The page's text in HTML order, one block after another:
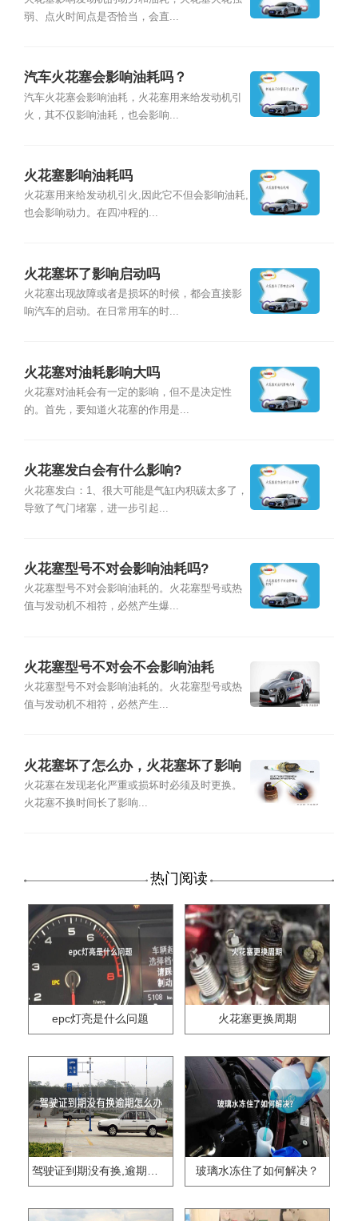
弱、点火时间点是否恰当，会直...
汽车火花塞会影响油耗吗？
汽车火花塞会影响油耗，火花塞用来给发动机引
火，其不仅影响油耗，也会影响...
火花塞影响油耗吗
火花塞用来给发动机引火,因此它不但会影响油耗,
也会影响动力。在四冲程的...
火花塞坏了影响启动吗
火花塞出现故障或者是损坏的时候，都会直接影
响汽车的启动。在日常用车的时...
火花塞对油耗影响大吗
火花塞对油耗会有一定的影响，但不是决定性
的。首先，要知道火花塞的作用是...
火花塞发白会有什么影响?
火花塞发白：1、很大可能是气缸内积碳太多了，
导致了气门堵塞，进一步引起...
火花塞型号不对会影响油耗吗?
火花塞型号不对会影响油耗的。火花塞型号或热
值与发动机不相符，必然产生爆...
火花塞型号不对会不会影响油耗
火花塞型号不对会影响油耗的。火花塞型号或热
值与发动机不相符，必然产生...
火花塞坏了怎么办，火花塞坏了影响
启动吗
火花塞在发现老化严重或损坏时必须及时更换。
火花塞不换时间长了影响...
热门阅读
epc灯亮是什么问题 火花塞更换周期
驾驶证到期没有换,逾期怎么办?? 玻璃水冻住了如何解决？